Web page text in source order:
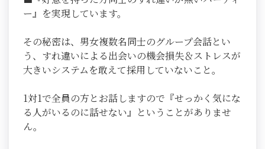
ー』を実現しています。
その秘密は、男女複数名同士のグループ会話とい
う、すれ違いによる出会いの機会損失＆ストレスが
大きいシステムを敢えて採用していないこと。
1対1で全員の方とお話しますので『せっかく気にな
る人がいるのに話せない』ということがありませ
ん。